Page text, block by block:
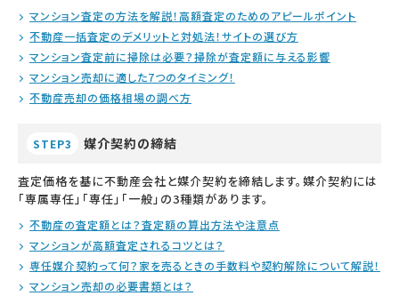
マンション査定の方法を解説！高額査定のためのアピールポイント
不動産一括査定のデメリットと対処法！サイトの選び方
マンション査定前に掃除は必要？掃除が査定額に与える影響
マンション売却に適した7つのタイミング！
不動産売却の価格相場の調べ方
STEP3 媒介契約の締結
査定価格を基に不動産会社と媒介契約を締結します。媒介契約には
「専属専任」「専任」「一般」の3種類があります。
不動産の査定額とは？査定額の算出方法や注意点
マンションが高額査定されるコツとは？
専任媒介契約って何？家を売るときの手数料や契約解除について解説！
マンション売却の必要書類とは？